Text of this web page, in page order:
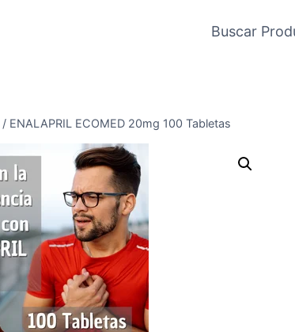
Buscar
/ ENALAPRIL ECOMED 20mg 100 Tabletas